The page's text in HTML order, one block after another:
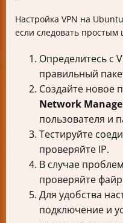
Настройка VPN на
если следовать простым
Определитесь с
правильный
Создайте новое
Network
пользователя и
Тестируйте
проверяйте IP.
В случае
проверяйте
Для удобства
подключение и